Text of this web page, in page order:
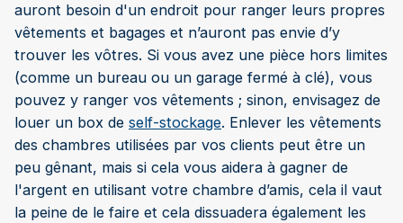
auront besoin d'un endroit pour ranger leurs propres
vêtements et bagages et n’auront pas envie d’y
trouver les vôtres. Si vous avez une pièce hors limites
(comme un bureau ou un garage fermé à clé), vous
pouvez y ranger vos vêtements ; sinon, envisagez de
louer un box de self-stockage. Enlever les vêtements
des chambres utilisées par vos clients peut être un
peu gênant, mais si cela vous aidera à gagner de
l'argent en utilisant votre chambre d’amis, cela il vaut
la peine de le faire et cela dissuadera également les